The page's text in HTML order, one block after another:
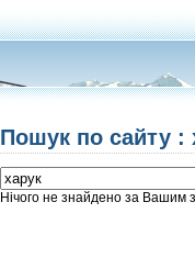
Пошук по сайту :
Нічого не знайдено за Вашим